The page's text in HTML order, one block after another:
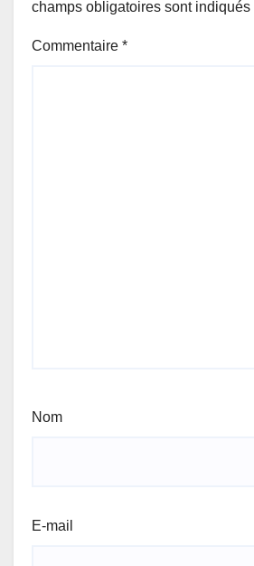
champs obligatoires sont indiqués
Commentaire *
Nom
E-mail